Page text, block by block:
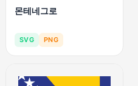
몬테네그로
SVG PNG